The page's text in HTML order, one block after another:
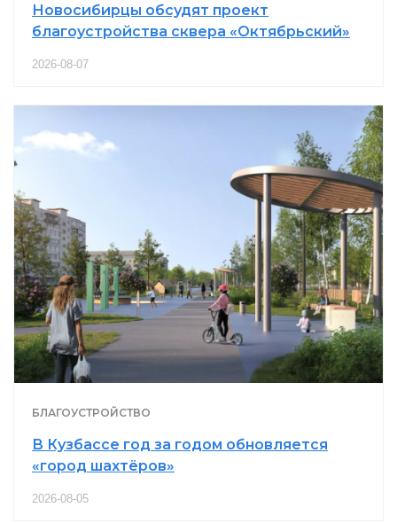
Новосибирцы обсудят проект
благоустройства сквера «Октябрьский»
2026-08-07
БЛАГОУСТРОЙСТВО
В Кузбассе год за годом обновляется
«город шахтёров»
2026-08-05